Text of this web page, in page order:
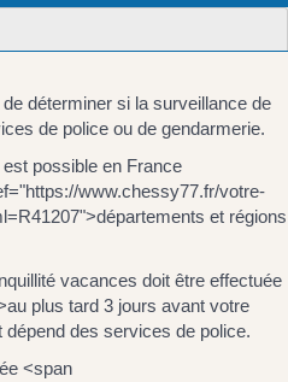
déterminer si la surveillance de
de police ou de gendarmerie.
possible en France
www.chessy77.fr/votre-
et régions
vacances doit être effectuée
plus tard 3 jours avant votre
des services de police.
<span